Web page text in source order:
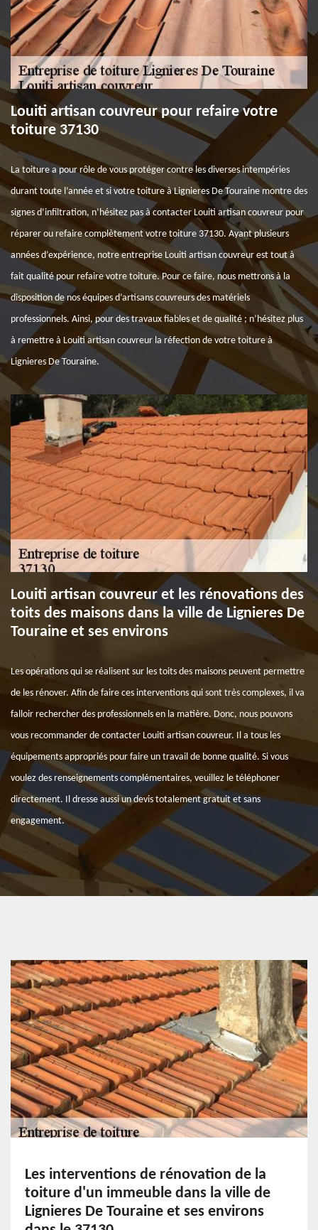
Louiti artisan couvreur pour refaire votre
toiture 37130
La toiture a pour rôle de vous protéger contre les diverses intempéries
durant toute l’année et si votre toiture à Lignieres De Touraine montre des
signes d’infiltration, n’hésitez pas à contacter Louiti artisan couvreur pour
réparer ou refaire complètement votre toiture 37130. Ayant plusieurs
années d’expérience, notre entreprise Louiti artisan couvreur est tout à
fait qualité pour refaire votre toiture. Pour ce faire, nous mettrons à la
disposition de nos équipes d’artisans couvreurs des matériels
professionnels. Ainsi, pour des travaux fiables et de qualité ; n’hésitez plus
à remettre à Louiti artisan couvreur la réfection de votre toiture à
Lignieres De Touraine.
Louiti artisan couvreur et les rénovations des
toits des maisons dans la ville de Lignieres De
Touraine et ses environs
Les opérations qui se réalisent sur les toits des maisons peuvent permettre
de les rénover. Afin de faire ces interventions qui sont très complexes, il va
falloir rechercher des professionnels en la matière. Donc, nous pouvons
vous recommander de contacter Louiti artisan couvreur. Il a tous les
équipements appropriés pour faire un travail de bonne qualité. Si vous
voulez des renseignements complémentaires, veuillez le téléphoner
directement. Il dresse aussi un devis totalement gratuit et sans
engagement.
Les interventions de rénovation de la
toiture d'un immeuble dans la ville de
Lignieres De Touraine et ses environs